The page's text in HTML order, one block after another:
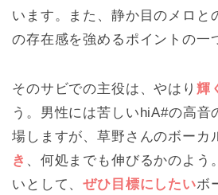
います。また、静か目のメロと
の存在感を強めるポイントの一
そのサビでの主役は、やはり 輝
う。男性には苦しいhiA#の高音
場しますが、草野さんのボーカ
き 、何処までも伸びるかのよう
いとして、ぜひ目標にしたいボ